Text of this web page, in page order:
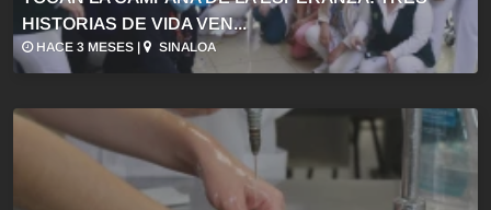
HISTORIAS DE VIDA VEN...
HACE 3 MESES | SINALOA